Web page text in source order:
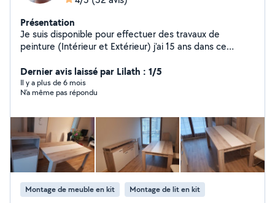
Présentation
Je suis disponible pour effectuer des travaux de
peinture (Intérieur et Extérieur) j'ai 15 ans dans ce
prèt à mettre mon savoir-faire à votre service,les
photos que j'ai en son la preuve. N'hésitez pas a me
contacter. Pierre
Dernier avis laissé par Lilath : 1/5
Il y a plus de 6 mois
N’a même pas répondu
Montage de meuble en kit Montage de lit en kit